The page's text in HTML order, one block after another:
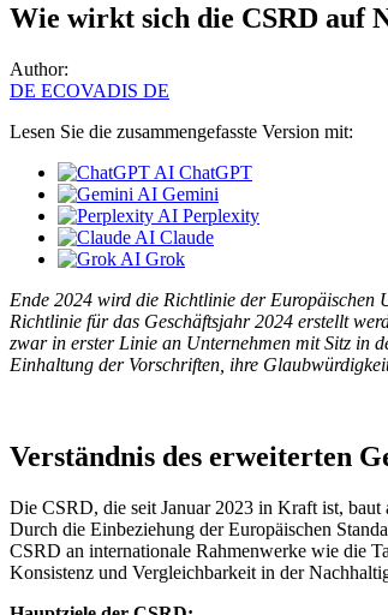
Wie wirkt sich die CSRD auf
Author:
DE ECOVADIS DE
Lesen Sie die zusammengefasste Version mit:
ChatGPT
Gemini
Perplexity
Claude
Grok
Ende 2024 wird die Richtlinie der Europäischen
Richtlinie für das Geschäftsjahr 2024 erstellt
zwar in erster Linie an Unternehmen mit Sitz in
Einhaltung der Vorschriften, ihre
Verständnis des erweiterten
Die CSRD, die seit Januar 2023 in Kraft ist,
Durch die Einbeziehung der Europäischen
CSRD an internationale Rahmenwerke wie die
Konsistenz und Vergleichbarkeit in der